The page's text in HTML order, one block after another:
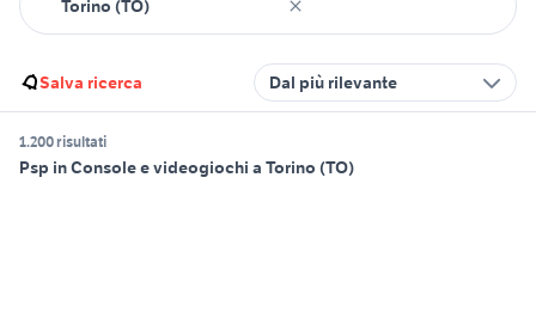
Salva ricerca Dal più rilevante
1.200 risultati
Psp in Console e videogiochi a Torino (TO)